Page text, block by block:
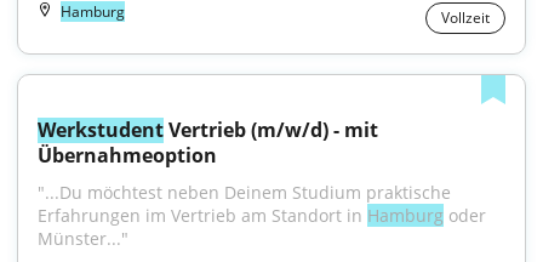
Hamburg Vollzeit
Werkstudent Vertrieb (m/w/d) - mit
Übernahmeoption
"...Du möchtest neben Deinem Studium praktische
Erfahrungen im Vertrieb am Standort in Hamburg oder
Münster..."